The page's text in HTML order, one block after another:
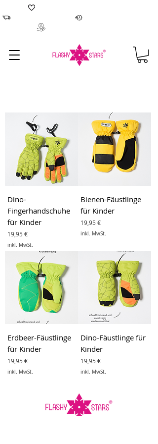
Tanzbekleidung hergestellt in Europa
Kostenloser Versand Lieferzeit 2-4 Werktage
100 % Geld-zurück-Garantie
Dino-
Fingerhandschuhe
für Kinder
Preis
19,95 €
inkl. MwSt.
Bienen-Fäustlinge
für Kinder
Preis
19,95 €
inkl. MwSt.
Erdbeer-Fäustlinge
für Kinder
Preis
19,95 €
inkl. MwSt.
Dino-Fäustlinge für
Kinder
Preis
19,95 €
inkl. MwSt.